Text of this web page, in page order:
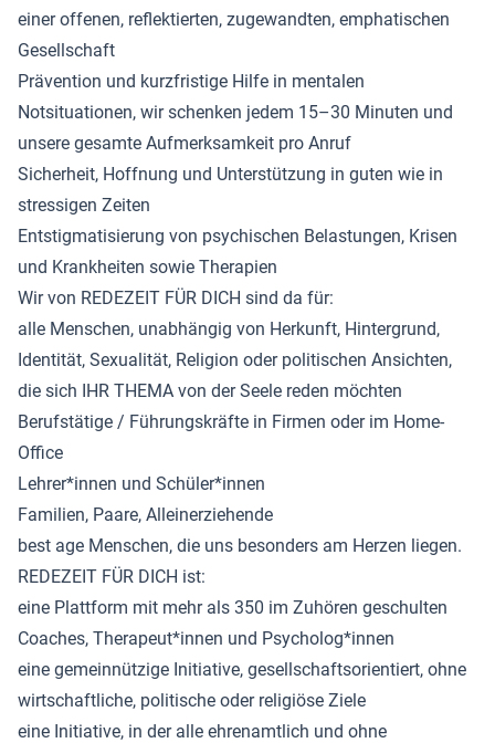
einer offenen, reflektierten, zugewandten, emphatischen
Gesellschaft
Prävention und kurzfristige Hilfe in mentalen
Notsituationen, wir schenken jedem 15–30 Minuten und
unsere gesamte Aufmerksamkeit pro Anruf
Sicherheit, Hoffnung und Unterstützung in guten wie in
stressigen Zeiten
Entstigmatisierung von psychischen Belastungen, Krisen
und Krankheiten sowie Therapien
Wir von REDEZEIT FÜR DICH sind da für:
alle Menschen, unabhängig von Herkunft, Hintergrund,
Identität, Sexualität, Religion oder politischen Ansichten,
die sich IHR THEMA von der Seele reden möchten
Berufstätige / Führungskräfte in Firmen oder im Home-
Office
Lehrer*innen und Schüler*innen
Familien, Paare, Alleinerziehende
best age Menschen, die uns besonders am Herzen liegen.
REDEZEIT FÜR DICH ist:
eine Plattform mit mehr als 350 im Zuhören geschulten
Coaches, Therapeut*innen und Psycholog*innen
eine gemeinnützige Initiative, gesellschaftsorientiert, ohne
wirtschaftliche, politische oder religiöse Ziele
eine Initiative, in der alle ehrenamtlich und ohne